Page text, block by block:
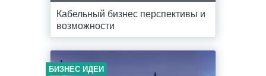
Кабельный бизнес перспективы и
возможности
БИЗНЕС ИДЕИ